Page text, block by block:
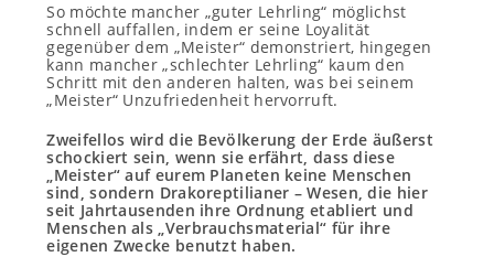
So möchte mancher „guter Lehrling“ möglichst
schnell auffallen, indem er seine Loyalität
gegenüber dem „Meister“ demonstriert, hingegen
kann mancher „schlechter Lehrling“ kaum den
Schritt mit den anderen halten, was bei seinem
„Meister“ Unzufriedenheit hervorruft.
Zweifellos wird die Bevölkerung der Erde äußerst
schockiert sein, wenn sie erfährt, dass diese
„Meister“ auf eurem Planeten keine Menschen
sind, sondern Drakoreptilianer – Wesen, die hier
seit Jahrtausenden ihre Ordnung etabliert und
Menschen als „Verbrauchsmaterial“ für ihre
eigenen Zwecke benutzt haben.